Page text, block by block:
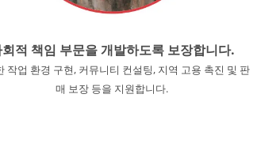
적 책임 부문을 개발하도록 보장합니다.
작업 환경 구현, 커뮤니티 컨설팅, 지역 고용 촉진 및 판
매 보장 등을 지원합니다.